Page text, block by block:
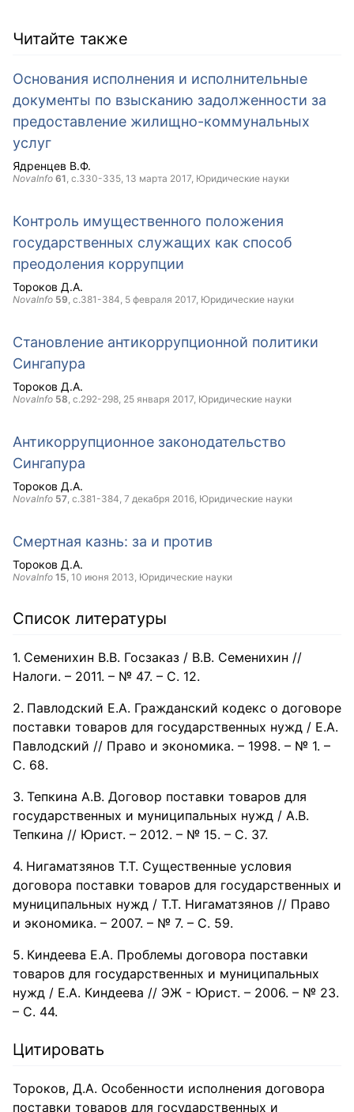
Читайте также
Основания исполнения и исполнительные
документы по взысканию задолженности за
предоставление жилищно-коммунальных
услуг
Ядренцев В.Ф.
NovaInfo 61, с.330-335, 13 марта 2017, Юридические науки
Контроль имущественного положения
государственных служащих как способ
преодоления коррупции
Тороков Д.А.
NovaInfo 59, с.381-384, 5 февраля 2017, Юридические науки
Становление антикоррупционной политики
Сингапура
Тороков Д.А.
NovaInfo 58, с.292-298, 25 января 2017, Юридические науки
Антикоррупционное законодательство
Сингапура
Тороков Д.А.
NovaInfo 57, с.381-384, 7 декабря 2016, Юридические науки
Смертная казнь: за и против
Тороков Д.А.
NovaInfo 15, 10 июня 2013, Юридические науки
Список литературы
Семенихин В.В. Госзаказ / В.В. Семенихин //
Налоги. – 2011. – № 47. – С. 12.
Павлодский Е.А. Гражданский кодекс о договоре
поставки товаров для государственных нужд / Е.А.
Павлодский // Право и экономика. – 1998. – № 1. –
С. 68.
Тепкина А.В. Договор поставки товаров для
государственных и муниципальных нужд / А.В.
Тепкина // Юрист. – 2012. – № 15. – С. 37.
Нигаматзянов Т.Т. Существенные условия
договора поставки товаров для государственных и
муниципальных нужд / Т.Т. Нигаматзянов // Право
и экономика. – 2007. – № 7. – С. 59.
Киндеева Е.А. Проблемы договора поставки
товаров для государственных и муниципальных
нужд / Е.А. Киндеева // ЭЖ - Юрист. – 2006. – № 23.
– С. 44.
Цитировать
Тороков, Д.А. Особенности исполнения договора
поставки товаров для государственных и